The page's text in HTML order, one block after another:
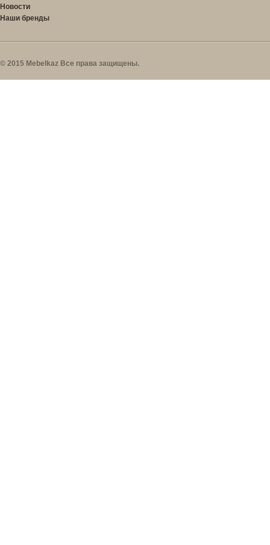
Новости
Наши бренды
© 2015 Mebelkaz Все права защищены.